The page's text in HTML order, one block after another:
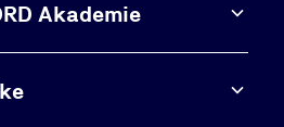
Akademie